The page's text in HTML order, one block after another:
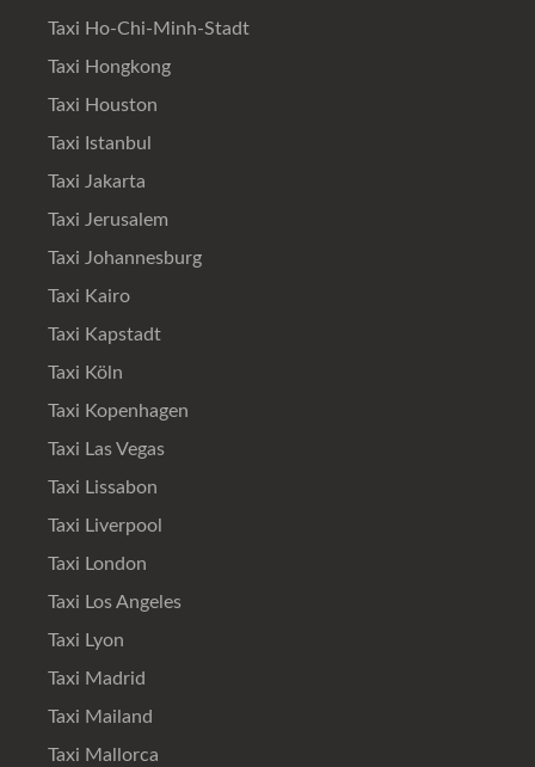
Taxi Ho-Chi-Minh-Stadt
Taxi Hongkong
Taxi Houston
Taxi Istanbul
Taxi Jakarta
Taxi Jerusalem
Taxi Johannesburg
Taxi Kairo
Taxi Kapstadt
Taxi Köln
Taxi Kopenhagen
Taxi Las Vegas
Taxi Lissabon
Taxi Liverpool
Taxi London
Taxi Los Angeles
Taxi Lyon
Taxi Madrid
Taxi Mailand
Taxi Mallorca